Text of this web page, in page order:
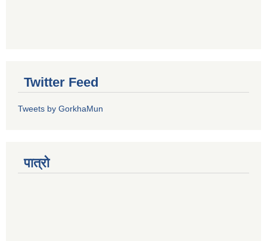
Twitter Feed
Tweets by GorkhaMun
पात्रो